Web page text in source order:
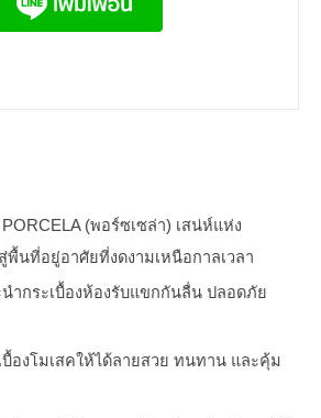
(พอร์ซเซล่า) เสน่ห์แห่ง
พื้นที่อยู่อาศัยที่งดงามเหนือกาลเวลา
กระเบื้องห้องรับแขกกันลื่น ปลอดภัย
บื้องโมเสคให้ได้ลายสวย ทนทาน และคุ้ม